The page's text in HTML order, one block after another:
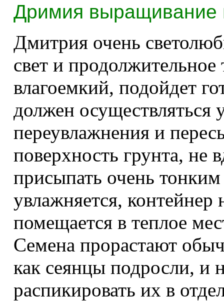
Дримия выращивание
Дмитрия очень
свет и
влагоемкий, подойдет
должен осуществляться
переувлажнения и
поверхность грунта, не
присыпать очень
увлажняется, контейнер
помещается в теплое
Семена прорастают
как сеянцы подросли, и
распикировать их в